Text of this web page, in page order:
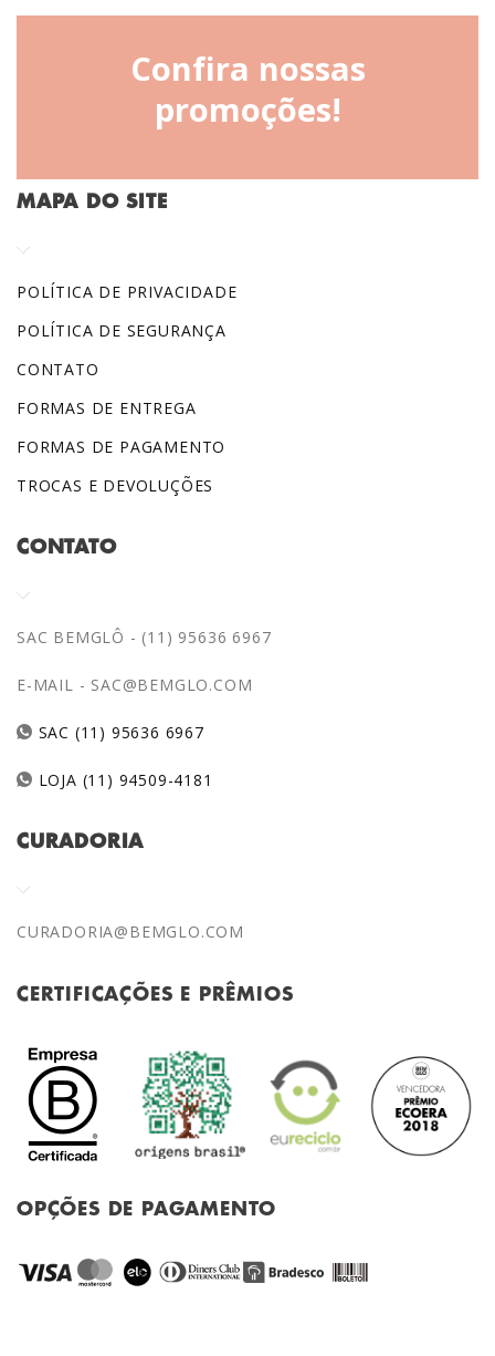
Confira nossas
promoções!
MAPA DO SITE
POLÍTICA DE PRIVACIDADE
POLÍTICA DE SEGURANÇA
CONTATO
FORMAS DE ENTREGA
FORMAS DE PAGAMENTO
TROCAS E DEVOLUÇÕES
CONTATO
SAC BEMGLÔ - (11) 95636 6967
E-MAIL - SAC@BEMGLO.COM
SAC (11) 95636 6967
LOJA (11) 94509-4181
CURADORIA
CURADORIA@BEMGLO.COM
CERTIFICAÇÕES E PRÊMIOS
OPÇÕES DE PAGAMENTO